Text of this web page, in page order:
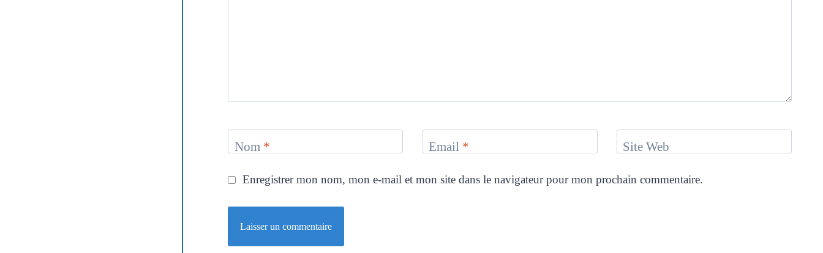
Nom * Email * Site Web
Enregistrer mon nom, mon e-mail et mon site dans le navigateur pour mon prochain commentaire.